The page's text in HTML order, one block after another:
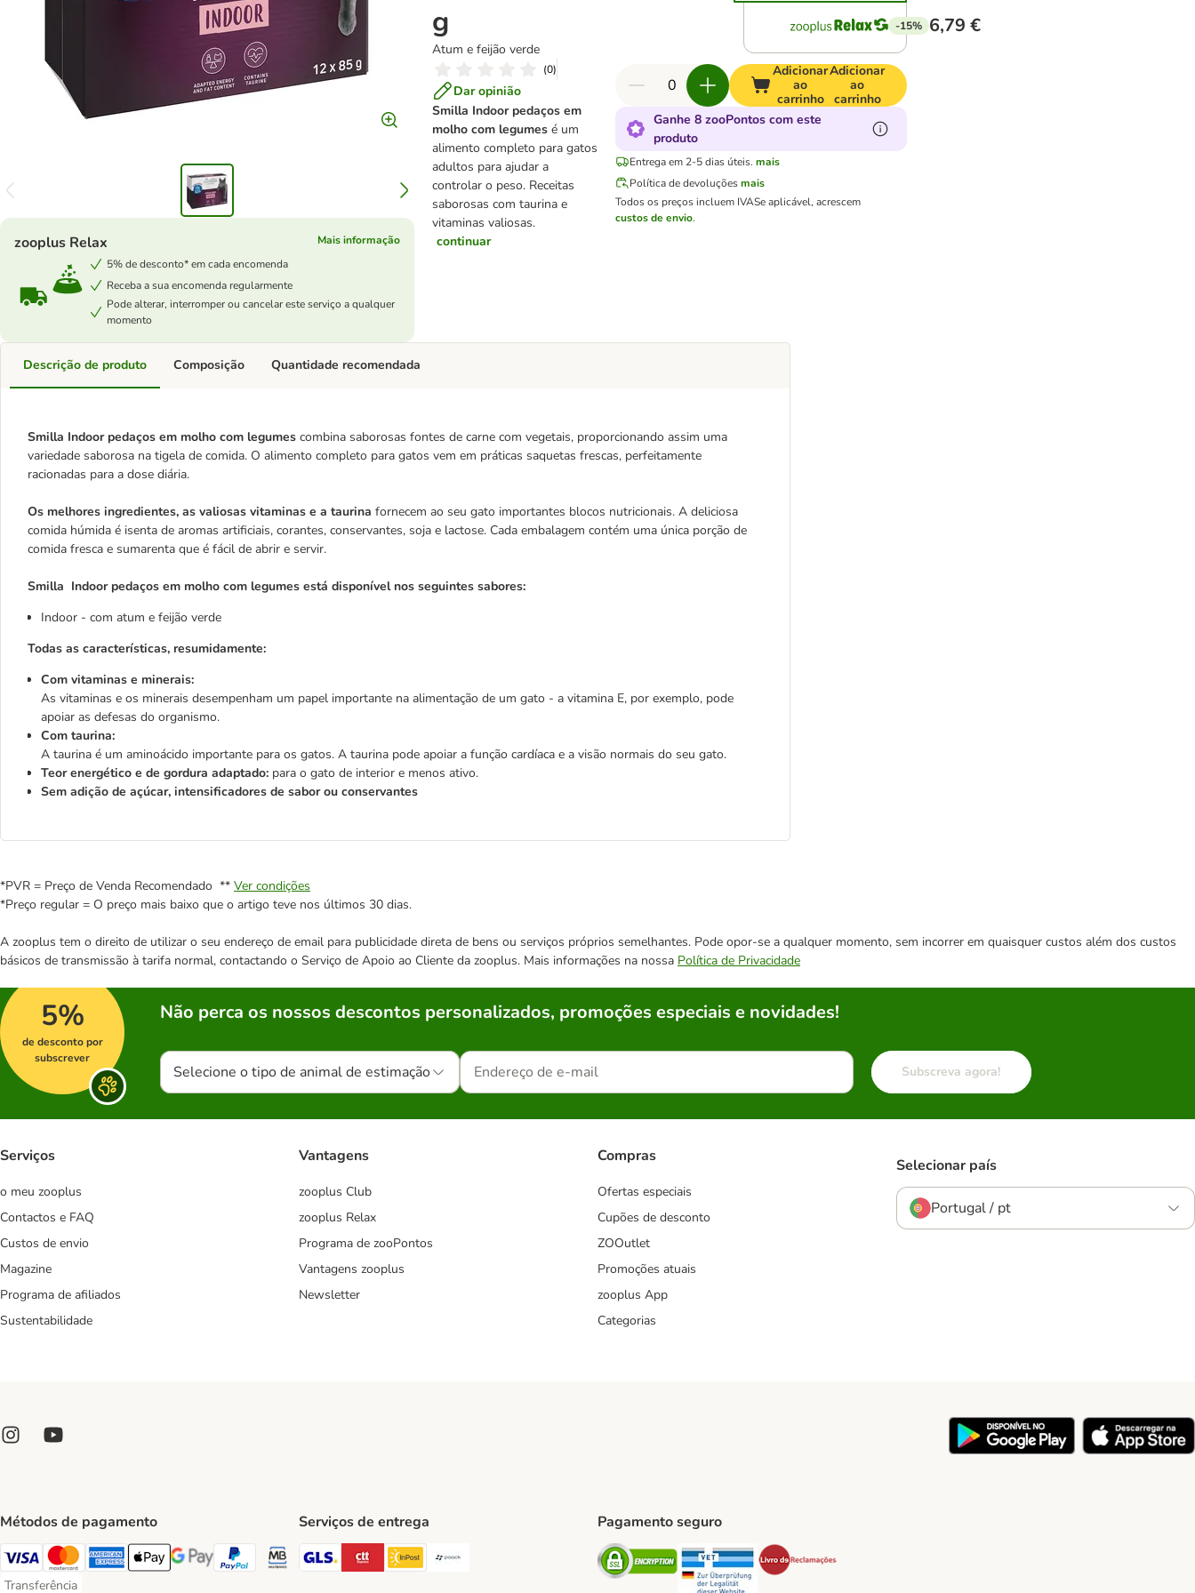
g
Atum e feijão verde
(0)
Dar opinião
Smilla Indoor pedaços em
molho com legumes é um
alimento completo para gatos
adultos para ajudar a
controlar o peso. Receitas
saborosas com taurina e
vitaminas valiosas.
continuar
zooplus Relax
Mais informação
5% de desconto* em cada encomenda
Receba a sua encomenda regularmente
Pode alterar, interromper ou cancelar este serviço a qualquer
momento
-15% 6,79 €
Adicionar
ao
carrinho
Adicionar
ao
carrinho
Ganhe 8 zooPontos com este
produto
Entrega em 2-5 dias úteis. mais
Política de devoluçõesmais
Todos os preços incluem IVASe aplicável, acrescem
custos de envio.
Descrição de produto
Smilla Indoor pedaços em molho com legumes combina saborosas fontes de carne com vegetais, proporcionando assim uma
variedade saborosa na tigela de comida. O alimento completo para gatos vem em práticas saquetas frescas, perfeitamente
racionadas para a dose diária.
Os melhores ingredientes, as valiosas vitaminas e a taurina fornecem ao seu gato importantes blocos nutricionais. A deliciosa
comida húmida é isenta de aromas artificiais, corantes, conservantes, soja e lactose. Cada embalagem contém uma única porção de
comida fresca e sumarenta que é fácil de abrir e servir.
Smilla Indoor pedaços em molho com legumes está disponível nos seguintes sabores:
Indoor - com atum e feijão verde
Todas as características, resumidamente:
Com vitaminas e minerais:
As vitaminas e os minerais desempenham um papel importante na alimentação de um gato - a vitamina E, por exemplo, pode
apoiar as defesas do organismo.
Com taurina:
A taurina é um aminoácido importante para os gatos. A taurina pode apoiar a função cardíaca e a visão normais do seu gato.
Teor energético e de gordura adaptado: para o gato de interior e menos ativo.
Sem adição de açúcar, intensificadores de sabor ou conservantes
Composição Quantidade recomendada
*PVR = Preço de Venda Recomendado ** Ver condições
*Preço regular = O preço mais baixo que o artigo teve nos últimos 30 dias.
A zooplus tem o direito de utilizar o seu endereço de email para publicidade direta de bens ou serviços próprios semelhantes. Pode opor-se a qualquer momento, sem incorrer em quaisquer custos além dos custos
básicos de transmissão à tarifa normal, contactando o Serviço de Apoio ao Cliente da zooplus. Mais informações na nossa Política de Privacidade
5%
de desconto por
subscrever
Não perca os nossos descontos personalizados, promoções especiais e novidades!
Selecione o tipo de animal de estimação Subscreva agora!
Serviços
o meu zooplus
Contactos e FAQ
Custos de envio
Magazine
Programa de afiliados
Sustentabilidade
Vantagens
zooplus Club
zooplus Relax
Programa de zooPontos
Vantagens zooplus
Newsletter
Compras
Ofertas especiais
Cupões de desconto
ZOOutlet
Promoções atuais
zooplus App
Categorias
Selecionar país
Portugal / pt
Métodos de pagamento
Visa Payment Method
Mastercard Payment Method
American Express Payment Method
Apple Pay Payment Method
Google Pay Payment Method
PayPal Payment Method
Multibanco Payment Method
Transferência
Serviços de entrega
GLS Shipping Method
CTTExpress Shipping Method
InPost Shipping Method
Paack Shipping Method
Pagamento seguro
Security Security